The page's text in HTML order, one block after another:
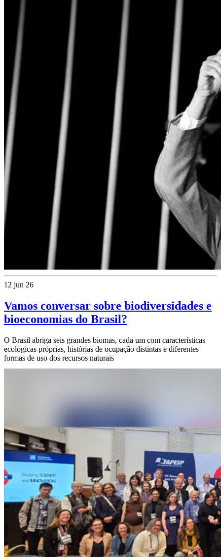
12 jun 26
Vamos conversar sobre biodiversidades e
bioeconomias do Brasil?
O Brasil abriga seis grandes biomas, cada um com características
ecológicas próprias, histórias de ocupação distintas e diferentes
formas de uso dos recursos naturais